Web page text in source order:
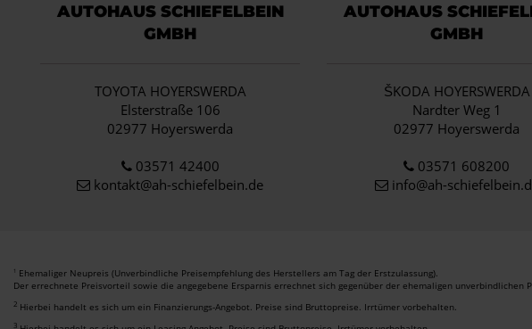
AUTOHAUS SCHIEFELBEIN
GMBH
TOYOTA HOYERSWERDA
Elsterstraße 106
02977 Hoyerswerda
03571 42400
kontakt@ah-schiefelbein.de
AUTOHAUS
GMBH
ŠKODA HOYERSWERDA
Nardter Weg 1
02977 Hoyerswerda
03571 608200
info@ah-
1 Ehemaliger Neupreis (Unverbindliche Preisempfehlung des Herstellers am Tag der Erstzulassung).
Der errechnete Preisvorteil sowie die angegebene Ersparnis errechnet sich gegenüber der ehemaligen unverbindlichen
2 Hierbei handelt es sich um ein Finanzierungs-Angebot. Preise sind Bruttopreise. Irrtümer vorbehalten.
3